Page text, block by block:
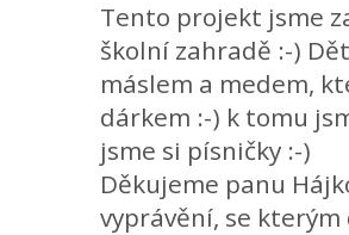
Tento projekt jsme
školní zahradě :-)
máslem a medem,
dárkem :-) k tomu
jsme si písničky :-)
Děkujeme panu
vyprávění, se